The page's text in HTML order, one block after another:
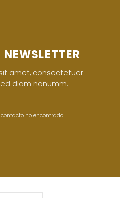
amet, consectetuer
diam nonumm.
no encontrado.